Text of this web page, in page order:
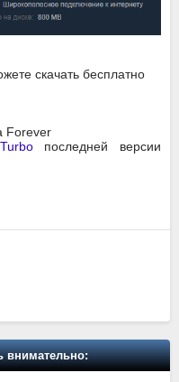
скачать бесплатно
Forever
последней версии
внимательно: